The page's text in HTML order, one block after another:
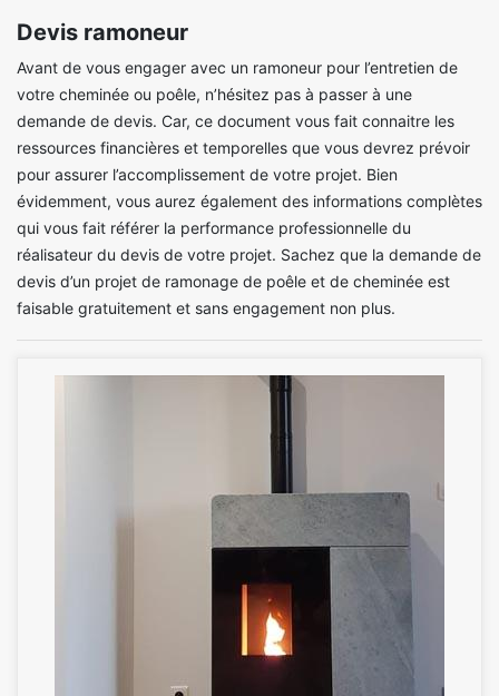
Devis ramoneur
Avant de vous engager avec un ramoneur pour l’entretien de
votre cheminée ou poêle, n’hésitez pas à passer à une
demande de devis. Car, ce document vous fait connaitre les
ressources financières et temporelles que vous devrez prévoir
pour assurer l’accomplissement de votre projet. Bien
évidemment, vous aurez également des informations complètes
qui vous fait référer la performance professionnelle du
réalisateur du devis de votre projet. Sachez que la demande de
devis d’un projet de ramonage de poêle et de cheminée est
faisable gratuitement et sans engagement non plus.